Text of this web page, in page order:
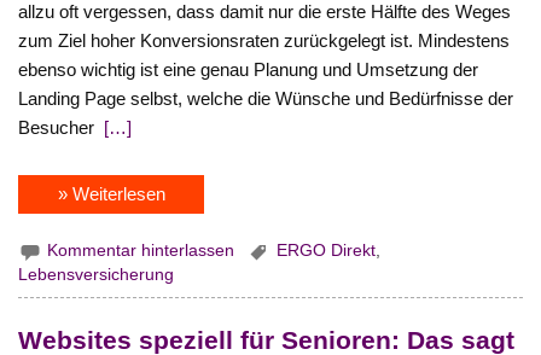
allzu oft vergessen, dass damit nur die erste Hälfte des Weges
zum Ziel hoher Konversionsraten zurückgelegt ist. Mindestens
ebenso wichtig ist eine genau Planung und Umsetzung der
Landing Page selbst, welche die Wünsche und Bedürfnisse der
Besucher […]
» Weiterlesen
Kommentar hinterlassen ERGO Direkt
Lebensversicherung
Websites speziell für Senioren: Das sagt